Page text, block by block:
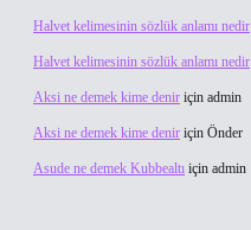
Halvet kelimesinin sözlük anlamı nedir
Halvet kelimesinin sözlük anlamı nedir
Aksi ne demek kime denir için admin
Aksi ne demek kime denir için Önder
Asude ne demek Kubbealtı için admin